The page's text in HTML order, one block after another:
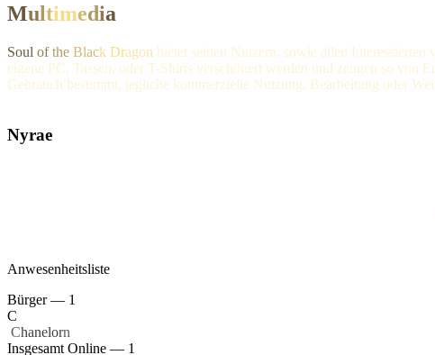
Multimedia
Soul ofthe Black Dragon bietet seinen Nutzern, sowie allen
eigene PC, Tassen, oder T-Shirts verschönert werden und zeugen so
Gebrauch bestimmt, jegliche kommerzielle Nutzung, Bearbeitung oder
Nyrae
Anwesenheitsliste
Bürger — 1
C
Chanelorn
Insgesamt Online — 1